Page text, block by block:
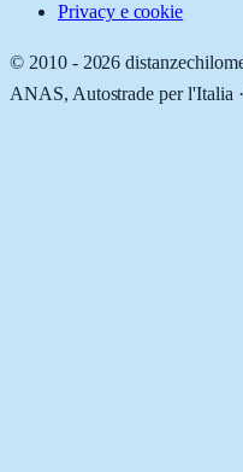
Privacy e cookie
© 2010 - 2026
ANAS, Autostrade per l'Italia